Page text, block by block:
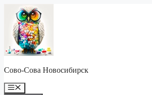
Перейти
содержимому
Сово-Сова Новосибирск
Меню